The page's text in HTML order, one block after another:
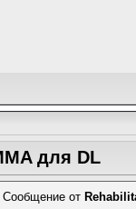
для DL
Сообщение от